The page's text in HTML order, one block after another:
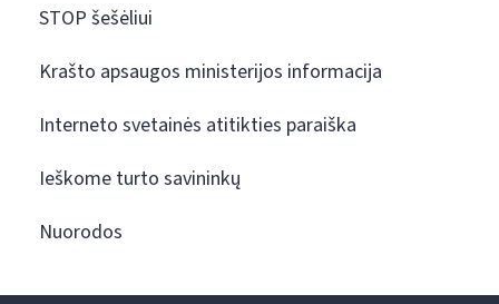
STOP šešėliui
Krašto apsaugos ministerijos informacija
Interneto svetainės atitikties paraiška
Ieškome turto savininkų
Nuorodos